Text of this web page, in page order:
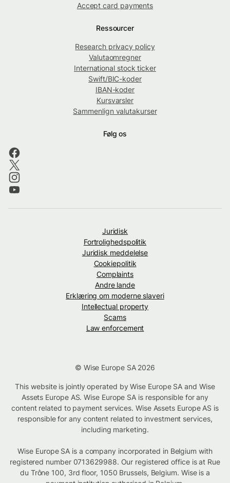
Accept card payments
Ressourcer
Research privacy policy
Valutaomregner
International stock ticker
Swift/BIC-koder
IBAN-koder
Kursvarsler
Sammenlign valutakurser
Følg os
Juridisk
Fortrolighedspolitik
Juridisk meddelelse
Cookiepolitik
Complaints
Andre lande
Erklæring om moderne slaveri
Intellectual property
Scams
Law enforcement
© Wise Europe SA 2026
This website is jointly operated by Wise Europe SA and Wise
Assets Europe AS. Wise Europe SA is responsible for any
content related to payment services. Wise Assets Europe AS is
responsible for any content related to investment services,
including marketing.
Wise Europe SA is a company incorporated in Belgium with
registered number 0713629988. Our registered office is at Rue
du Trône 100, 3rd floor, 1050 Brussels, Belgium. Wise is a